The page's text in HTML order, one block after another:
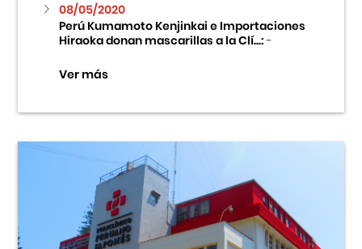
08/05/2020
Perú Kumamoto Kenjinkai e Importaciones
Hiraoka donan mascarillas a la Clí...:-
Ver más